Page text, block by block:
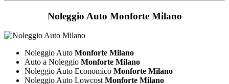
Noleggio Auto Monforte Milano
Noleggio Auto Monforte Milano
Auto a Noleggio Monforte Milano
Noleggio Auto Economico Monforte Milano
Noleggio Auto Lowcost Monforte Milano